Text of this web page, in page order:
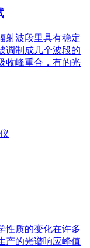
射波段里具有稳定
调制成几个波段的
收峰重合，有的光
性质的变化在许多
产的光谱响应峰值